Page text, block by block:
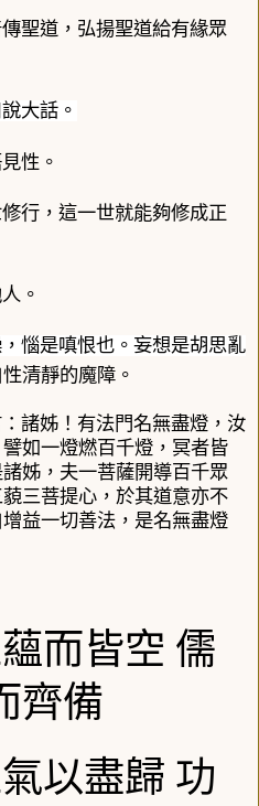
聖道，弘揚聖道給有緣眾
大話。
性。
行，這一世就能夠修成正
。
惱是嗔恨也。妄想是胡思亂
清靜的魔障。
： 諸姊 ！ 有法門名無盡燈 ， 汝
譬如一燈燃百千燈 ， 冥者皆
姊 ， 夫一菩薩開導百千眾
三菩提心 ，於其道意亦不
益一切善法 ， 是名無盡燈
而皆空 儒
齊備
以盡歸 功